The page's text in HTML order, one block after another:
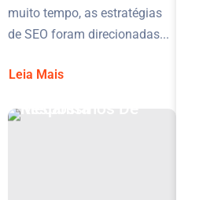
muito tempo, as estratégias
de SEO foram direcionadas...
Leia Mais